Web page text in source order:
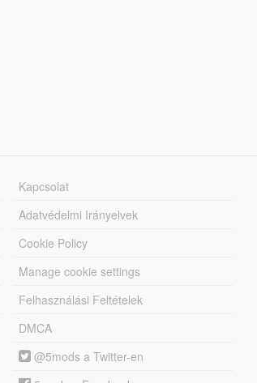
Kapcsolat
Adatvédelmi Irányelvek
Cookie Policy
Manage cookie settings
Felhasználási Feltételek
DMCA
@5mods a Twitter-en